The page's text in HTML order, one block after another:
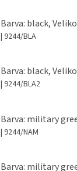
Barva: black,
| 9244/BLA
Barva: black,
| 9244/BLA2
Barva: military
| 9244/NAM
Barva: military